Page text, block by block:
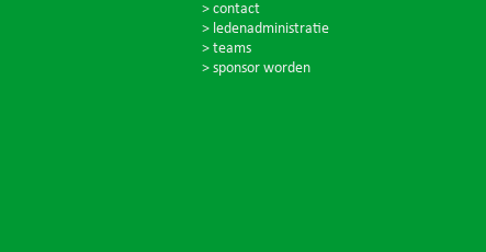
> contact
> ledenadministratie
> teams
> sponsor worden